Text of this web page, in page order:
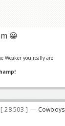
😀
Weaker you really are.
28 503
— Cowboys